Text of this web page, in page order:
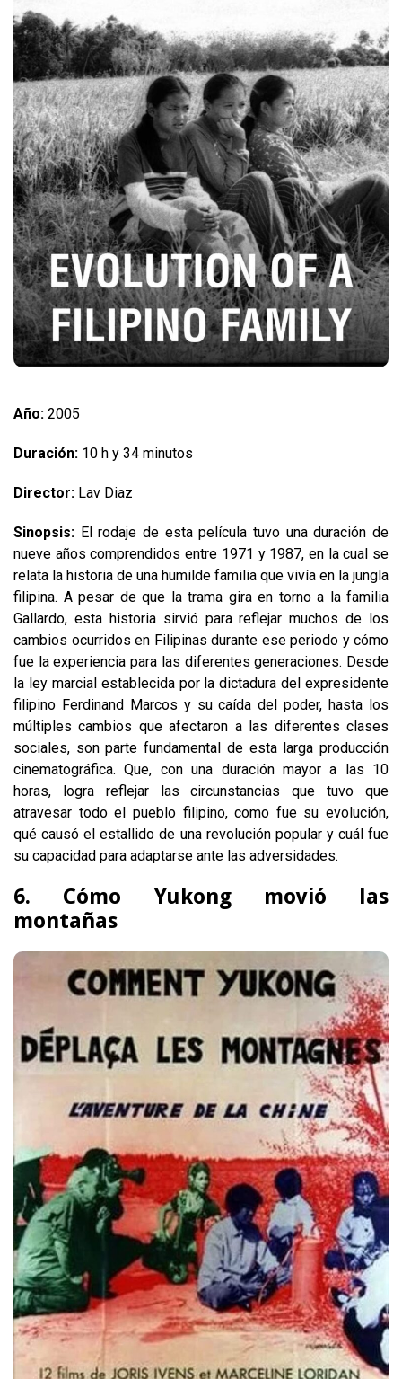
Año: 2005
Duración: 10 h y 34 minutos
Director: Lav Diaz
Sinopsis: El rodaje de esta película tuvo una duración de
nueve años comprendidos entre 1971 y 1987, en la cual se
relata la historia de una humilde familia que vivía en la jungla
filipina. A pesar de que la trama gira en torno a la familia
Gallardo, esta historia sirvió para reflejar muchos de los
cambios ocurridos en Filipinas durante ese periodo y cómo
fue la experiencia para las diferentes generaciones. Desde
la ley marcial establecida por la dictadura del expresidente
filipino Ferdinand Marcos y su caída del poder, hasta los
múltiples cambios que afectaron a las diferentes clases
sociales, son parte fundamental de esta larga producción
cinematográfica. Que, con una duración mayor a las 10
horas, logra reflejar las circunstancias que tuvo que
atravesar todo el pueblo filipino, como fue su evolución,
qué causó el estallido de una revolución popular y cuál fue
su capacidad para adaptarse ante las adversidades.
6. Cómo Yukong movió las
montañas